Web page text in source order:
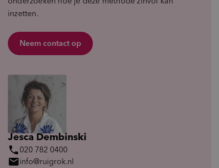
inzetten.
Neem contact op
Jesca Dembinski
phone 020 782 0400
mailinfo@ruigrok.nl